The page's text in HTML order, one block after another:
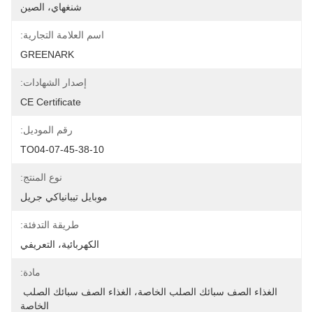
شنغهاي، الصين
اسم العلامة التجارية:
GREENARK
إصدار الشهادات:
CE Certificate
رقم الموديل:
TO04-07-45-38-10
نوع المنتج:
موبايل تيبانياكي جريل
طريقة التدفئة:
الكهربائية، التعريفي
مادة:
الخاصة